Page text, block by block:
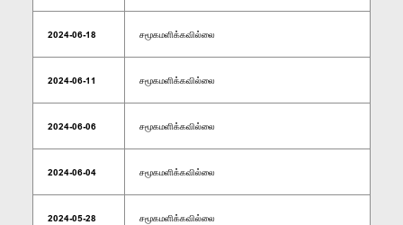
2024-06-18 சமூகமளிக்கவில்லை
2024-06-11 சமூகமளிக்கவில்லை
2024-06-06 சமூகமளிக்கவில்லை
2024-06-04 சமூகமளிக்கவில்லை
2024-05-28 சமூகமளிக்கவில்லை